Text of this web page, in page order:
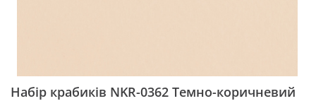
Набір крабиків NKR-0362 Темно-коричневий